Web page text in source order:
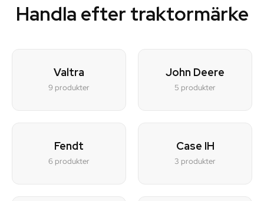
Handla efter traktormärke
Valtra
9 produkter
John Deere
5 produkter
Fendt
6 produkter
Case IH
3 produkter